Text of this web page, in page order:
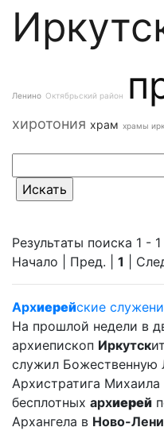
Ленино Октябрьский район
хиротония храм храмы
Результаты поиска 1 - 1
Начало | Пред. | 1 |
Архиерейские
На прошлой недели в
архиепископ Иркутск
служил Божественную
Архистратига
бесплотных архиерей
Архангела в Ново-